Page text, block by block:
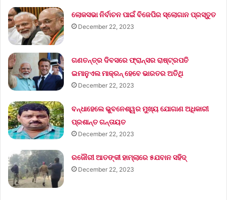
ଲୋକସଭା ନିର୍ବାଚନ ପାଇଁ ବିଜେପିର ସ୍ଲୋଗାନ ପ୍ରସ୍ତୁତ
December 22, 2023
ଗଣତନ୍ତ୍ର ଦିବସରେ ଫ୍ରାନ୍ସର ରାଷ୍ଟ୍ରପତି
ଇମାନୁଏଲ ମାକ୍ରନ୍‌ ହେବେ ଭାରତର ଅତିଥି
December 22, 2023
ବନ୍ଧାହେଲେ ଭୁବନେଶ୍ୱର ମୁଖ୍ୟ ଯୋଗାଣ ଅଧିକାରୀ
ପ୍ରଶାନ୍ତ ଗନ୍ତାୟତ
December 22, 2023
ରଜୌରୀ ଆତଙ୍କୀ ହାମ୍‌ଲାରେ ୫ଯବାନ ସହିଦ୍
December 22, 2023